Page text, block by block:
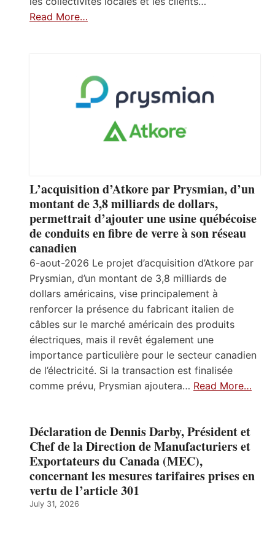
Read More…
L’acquisition d’Atkore par Prysmian, d’un
montant de 3,8 milliards de dollars,
permettrait d’ajouter une usine québécoise
de conduits en fibre de verre à son réseau
canadien
6-aout-2026 Le projet d’acquisition d’Atkore par
Prysmian, d’un montant de 3,8 milliards de
dollars américains, vise principalement à
renforcer la présence du fabricant italien de
câbles sur le marché américain des produits
électriques, mais il revêt également une
importance particulière pour le secteur canadien
de l’électricité. Si la transaction est finalisée
comme prévu, Prysmian ajoutera… Read More…
Déclaration de Dennis Darby, Président et
Chef de la Direction de Manufacturiers et
Exportateurs du Canada (MEC),
concernant les mesures tarifaires prises en
vertu de l’article 301
July 31, 2026